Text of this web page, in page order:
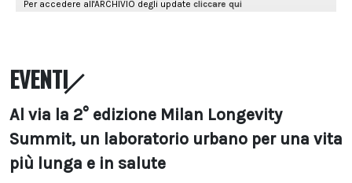
EVENTI
Al via la 2° edizione Milan Longevity
Summit, un laboratorio urbano per una vita
più lunga e in salute